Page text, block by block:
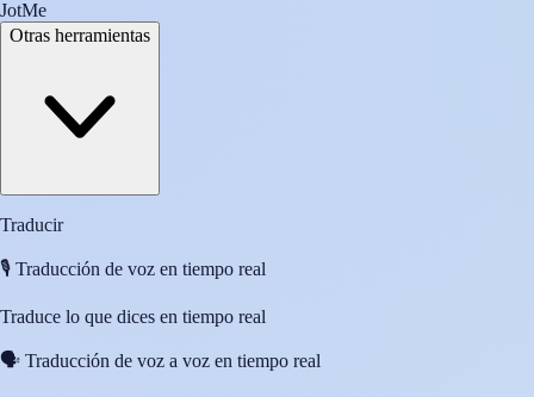
JotMe
Otras herramientas
Traducir
🎙️ Traducción de voz en tiempo real
Traduce lo que dices en tiempo real
🗣️ Traducción de voz a voz en tiempo real